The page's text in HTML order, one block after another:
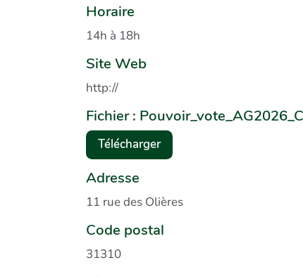
Horaire
14h à 18h
Site Web
http://
Fichier :
Télécharger
Adresse
11 rue des Olières
Code postal
31310